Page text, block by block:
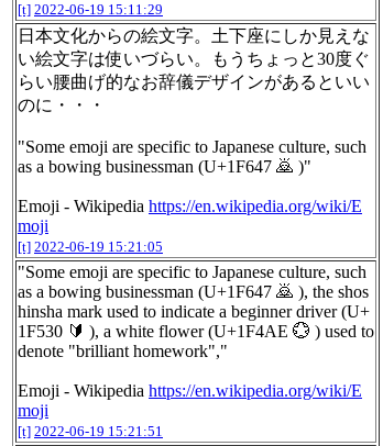
[t] 2022-06-19 15:11:29
日本文化からの絵文字。土下座にしか見えな
い絵文字は使いづらい。もうちょっと30度ぐ
らい腰曲げ的なお辞儀デザインがあるといい
のに・・・
"Some emoji are specific to Japanese culture, such
as a bowing businessman (U+1F647 🙇 )"
Emoji - Wikipedia https://en.wikipedia.org/wiki/E
moji
[t] 2022-06-19 15:21:05
"Some emoji are specific to Japanese culture, such
as a bowing businessman (U+1F647 🙇 ), the shos
hinsha mark used to indicate a beginner driver (U+
1F530 🔰 ), a white flower (U+1F4AE 💮 ) used to
denote "brilliant homework","
Emoji - Wikipedia https://en.wikipedia.org/wiki/E
moji
[t] 2022-06-19 15:21:51